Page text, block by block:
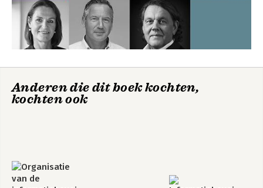
consumentenapparaten
door de jaren heen
van verdachten en
BIJLAGE 2. HET SPREADSHEET 53
Lijst van figuren
Anderen die dit boek kochten,
kochten ook